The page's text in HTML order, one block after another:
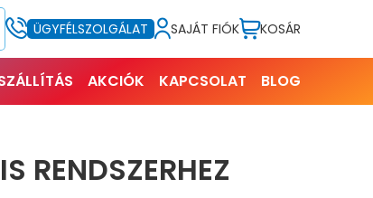
ÜGYFÉLSZOLGÁLAT SAJÁT FIÓK KOSÁR
AKCIÓK KAPCSOLAT
BLOG
RENDSZERHEZ